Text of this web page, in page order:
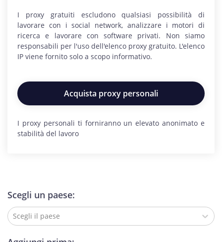
I proxy
gratuiti escludono qualsiasi possibilità di
lavorare con i social network, analizzare i motori di
ricerca e lavorare con software privati. Non siamo
responsabili per l'uso dell'elenco proxy gratuito. L'elenco
IP viene fornito solo a scopo informativo.
Acquista proxy personali
I proxy personali ti forniranno un elevato anonimato e
stabilità del lavoro
Scegli un paese:
Scegli il paese